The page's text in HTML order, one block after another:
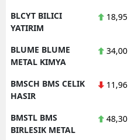
BLCYT BILICI
YATIRIM
18,95
BLUME BLUME
METAL KIMYA
34,00
BMSCH BMS CELIK
HASIR
11,96
BMSTL BMS
BIRLESIK METAL
48,30